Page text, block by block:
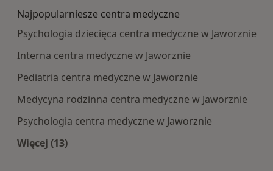
Najpopularniesze centra medyczne
Psychologia dziecięca centra medyczne w Jaworznie
Interna centra medyczne w Jaworznie
Pediatria centra medyczne w Jaworznie
Medycyna rodzinna centra medyczne w Jaworznie
Psychologia centra medyczne w Jaworznie
Więcej (13)